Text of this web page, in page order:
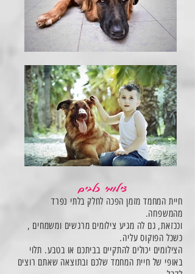
צילומי כלבים
חיית המחמד מזמן הפכה לחלק בלתי נפרד
מהמשפחה.
וככזאת, גם לה מגיע צילומים מרגשים ומשמחים ,
כשכל הפוקוס עליה.
הצילומים יכולים להתקיים בביתכם או בטבע. תלוי
באופי של חיית המחמד שלכם ובתוצאה שאתם רוצים